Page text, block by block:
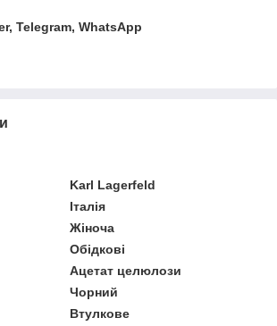
Telegram, WhatsApp
Karl Lagerfeld
Італія
Жіноча
Обідкові
Ацетат целюлози
Чорний
Втулкове